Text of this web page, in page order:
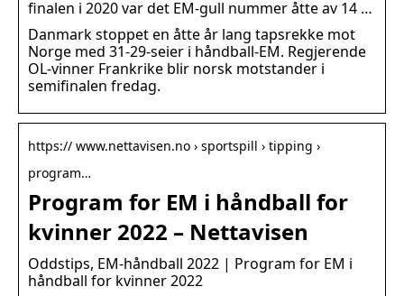
finalen i 2020 var det EM-gull nummer åtte av 14 …
Danmark stoppet en åtte år lang tapsrekke mot
Norge med 31-29-seier i håndball-EM. Regjerende
OL-vinner Frankrike blir norsk motstander i
semifinalen fredag.
https:// www.nettavisen.no › sportspill › tipping ›
program…
Program for EM i håndball for
kvinner 2022 – Nettavisen
Oddstips, EM-håndball 2022 | Program for EM i
håndball for kvinner 2022